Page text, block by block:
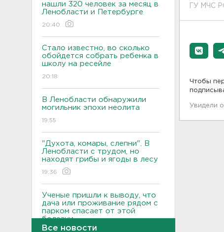
нашли 320 человек за месяц в
Ленобласти и Петербурге
20:40
Стало известно, во сколько
обойдется собрать ребенка в
школу на ресейле
20:18
В Ленобласти обнаружили
могильник эпохи неолита
19:55
"Духота, комары, слепни". В
Ленобласти с трудом, но
находят грибы и ягоды в лесу
19:36
Ученые пришли к выводу, что
дача или проживание рядом с
парком спасает от этой
болезни
Все новости
ГУ МЧС
Чтобы
Увидели